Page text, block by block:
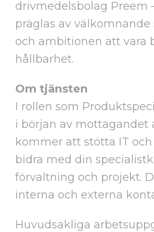
drivmedelsbolag Preem
präglas av
och ambitionen att vara
hållbarhet.
Om tjänsten
I rollen som
i början av mottagandet
kommer att stötta IT
bidra med din
förvaltning och projekt.
interna och externa
Huvudsakliga